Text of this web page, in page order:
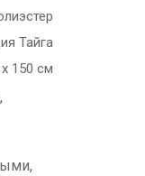
Тайга
150 см